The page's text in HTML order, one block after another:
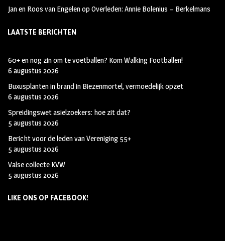
Jan en Roos van EngelenopOverleden: Annie Bolenius – Berkelmans
LAATSTE BERICHTEN
60+ en nog zin om te voetballen? Kom Walking Footballen!
6 augustus 2026
Buxusplanten in brand in Biezenmortel, vermoedelijk opzet
6 augustus 2026
Spreidingswet asielzoekers: hoe zit dat?
5 augustus 2026
Bericht voor de leden van Vereniging 55+
5 augustus 2026
Valse collecte KVW
5 augustus 2026
LIKE ONS OP FACEBOOK!